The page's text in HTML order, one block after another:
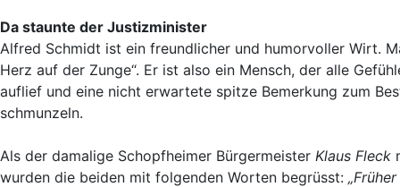
Da staunte der Justizminister
Alfred Schmidt ist ein freundlicher und humorvoller Wirt.
Herz auf der Zunge“. Er ist also ein Mensch, der alle
auflief und eine nicht erwartete spitze Bemerkung zum
schmunzeln.
Als der damalige Schopfheimer Bürgermeister Klaus Fleck
wurden die beiden mit folgenden Worten begrüsst: